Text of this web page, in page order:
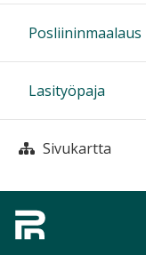
Posliininmaalaus
Lasityöpaja
Sivukartta